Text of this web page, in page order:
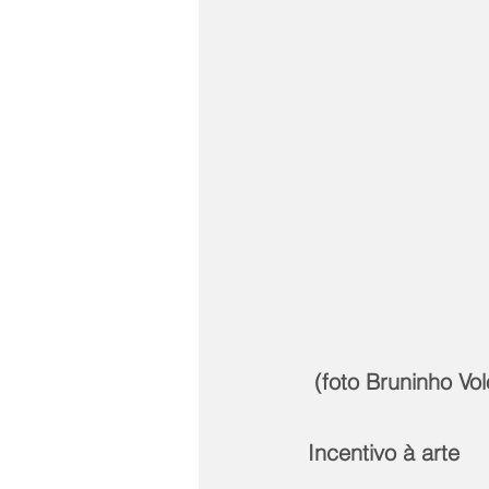
(foto Bruninho
Incentivo à arte